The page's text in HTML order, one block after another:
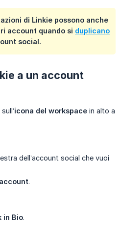
di Linkie possono anche
account quando si duplicano
social.
a un account
icona del workspace in alto a
dell’account social che vuoi
.
in Bio.